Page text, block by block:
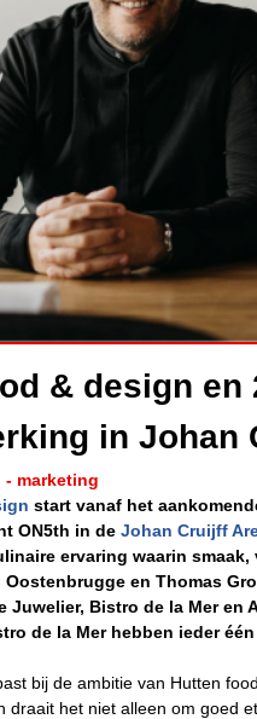
& design
in Johan
- marketing
start vanaf het
ON5th in de Johan Cruijff
ervaring waarin
en Thomas
Juwelier, Bistro de la Mer
de la Mer hebben ieder
bij de ambitie van Hutten
draait het niet alleen om goed